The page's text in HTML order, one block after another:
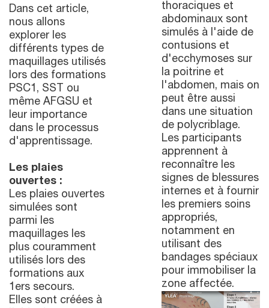
Dans cet article,
nous allons
explorer les
différents types de
maquillages utilisés
lors des formations
PSC1, SST ou
même AFGSU et
leur importance
dans le processus
d'apprentissage.
Les plaies
ouvertes :
Les plaies ouvertes
simulées sont
parmi les
maquillages les
plus couramment
utilisés lors des
formations aux
1ers secours.
Elles sont créées à
thoraciques et
abdominaux sont
simulés à l'aide de
contusions et
d'ecchymoses sur
la poitrine et
l'abdomen, mais on
peut être aussi
dans une situation
de polycriblage.
Les participants
apprennent à
reconnaître les
signes de blessures
internes et à fournir
les premiers soins
appropriés,
notamment en
utilisant des
bandages spéciaux
pour immobiliser la
zone affectée.